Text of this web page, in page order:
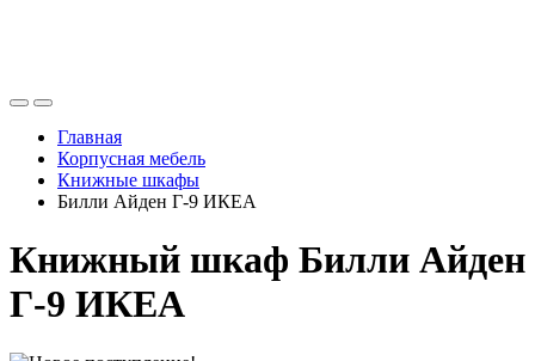
Главная
Корпусная мебель
Книжные шкафы
Билли Айден Г-9 ИКЕА
Книжный шкаф Билли Айден
Г-9 ИКЕА